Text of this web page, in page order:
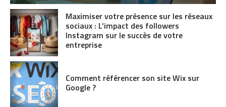
Maximiser votre présence sur les réseaux
sociaux : L’impact des followers
Instagram sur le succès de votre
entreprise
Comment référencer son site Wix sur
Google ?